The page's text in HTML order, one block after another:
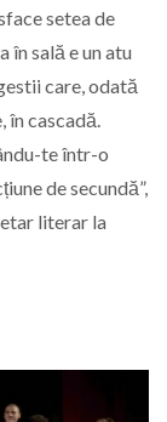
setea de
în sală e un atu
care, odată
în cascadă.
te într-o
de secundă”,
literar la